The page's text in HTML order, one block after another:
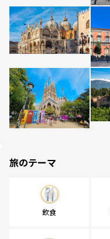
旅のテーマ
飲食